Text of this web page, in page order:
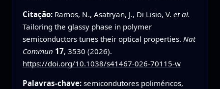
Citação: Ramos, N., Asatryan, J., Di Lisio, V. et al.
Tailoring the glassy phase in polymer
semiconductors tunes their optical properties. Nat
Commun 17, 3530 (2026).
https://doi.org/10.1038/s41467-026-70115-w
Palavras-chave: semicondutores poliméricos,